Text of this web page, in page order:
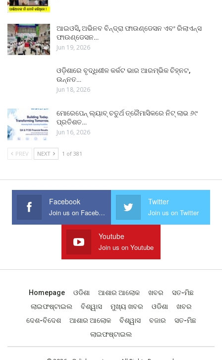
ଆଇଓସି, ଅଭିନବ ବିନ୍ଦ୍ରା ଫାଉଣ୍ଡେସନ ଏବଂ ରିଲାଏନ୍ସ
ଫାଉଣ୍ଡେସନ…
Jun 19, 2026
ଓଡ଼ିଶାରେ ବୃଦ୍ଧିଶୀଳ କର୍କଟ ଭାର ଆରମ୍ଭିକ ଚିହ୍ନଟ,
ଉନ୍ନତ…
Jun 18, 2026
ମୋରେପେନ୍ ଲ୍ୟାବ୍ ଚତୁର୍ଥ ତ୍ରୈମାସିକରେ ନିଟ୍ ଲାଭ ୬୯
ପ୍ରତିଶତ…
Jun 16, 2026
PREV NEXT 1 of 381
Facebook
Join us on Facebook
Twitter
Join us on Twitter
Youtube
Join us on Youtube
Homepage ଓଡିଶା ଆଶାର ଆଲୋକ ଖବର
ସତ-ମିଛ
ଲାଇଫଷ୍ଟାଇଲ
ବିଶ୍ୱାସ ମୁଖ୍ୟ ଖବର ଓଡିଶା
ଖବର
ଦେଶ-ବିଦେଶ
ଆଶାର ଆଲୋକ ବିଶ୍ୱାସ ବଜାର
ସତ-ମିଛ
ଲାଇଫଷ୍ଟାଇଲ